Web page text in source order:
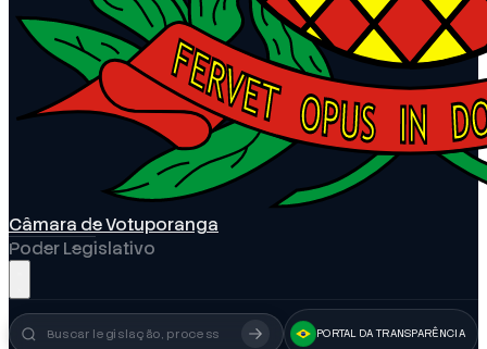
Câmara de Votuporanga
Poder Legislativo
Busca no portal PORTAL DA TRANSPARÊNCIA